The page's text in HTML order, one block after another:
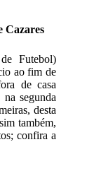
Cazares
Futebol)
ao fim de
de casa
segunda
desta
também,
confira a